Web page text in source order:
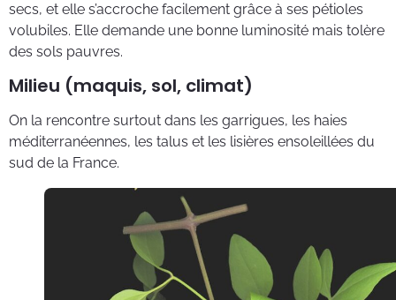
secs, et elle s’accroche facilement grâce à ses pétioles
volubiles. Elle demande une bonne luminosité mais tolère
des sols pauvres.
Milieu (maquis, sol, climat)
On la rencontre surtout dans les garrigues, les haies
méditerranéennes, les talus et les lisières ensoleillées du
sud de la France.